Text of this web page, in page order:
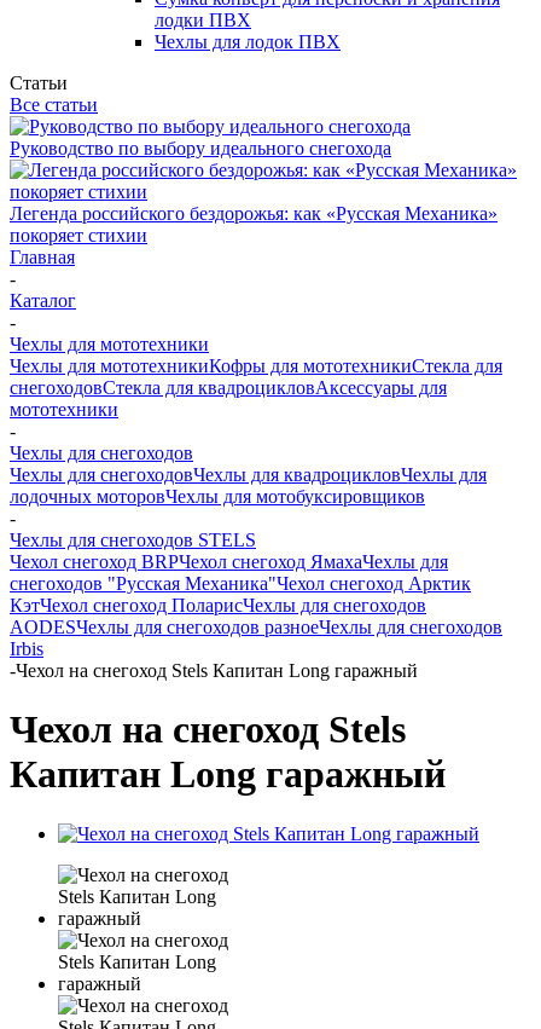
лодки ПВХ
Чехлы для лодок ПВХ
Статьи
Все статьи
Руководство по выбору идеального снегохода
Легенда российского бездорожья: как «Русская Механика»
покоряет стихии
Главная
-
Каталог
-
Чехлы для мототехники
Чехлы для мототехникиКофры для мототехникиСтекла для
снегоходовСтекла для квадроцикловАксессуары для
мототехники
-
Чехлы для снегоходов
Чехлы для снегоходовЧехлы для квадроцикловЧехлы для
лодочных моторовЧехлы для мотобуксировщиков
-
Чехлы для снегоходов STELS
Чехол снегоход BRPЧехол снегоход ЯмахаЧехлы для
снегоходов "Русская Механика"Чехол снегоход Арктик
КэтЧехол снегоход ПоларисЧехлы для снегоходов
AODESЧехлы для снегоходов разноеЧехлы для снегоходов
Irbis
-Чехол на снегоход Stels Капитан Long гаражный
Чехол на снегоход Stels
Капитан Long гаражный